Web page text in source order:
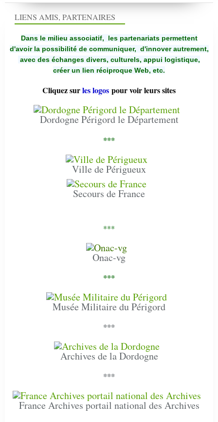
LIENS AMIS, PARTENAIRES
Dans le milieu associatif, les partenariats permettent
d'avoir la possibilité de communiquer, d'innover autrement,
avec des échanges divers, culturels, appui logistique,
créer un lien réciproque Web, etc.
Cliquez surles logos pour voir leurs sites
Dordogne Périgord le Département
***
Ville de Périgueux
Secours de France
***
Onac-vg
***
Musée Militaire du Périgord
***
Archives de la Dordogne
***
France Archives portail national des Archives